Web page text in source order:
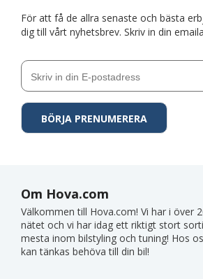
För att få de allra senaste och bästa
dig till vårt nyhetsbrev. Skriv in din
Om Hova.com
Välkommen till Hova.com! Vi har i över
nätet och vi har idag ett riktigt stort
mesta inom bilstyling och tuning! Hos
kan tänkas behöva till din bil!